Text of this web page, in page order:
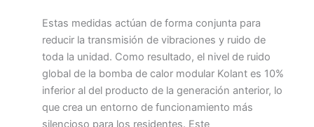
Estas medidas actúan de forma conjunta para
reducir la transmisión de vibraciones y ruido de
toda la unidad. Como resultado, el nivel de ruido
global de la bomba de calor modular Kolant es 10%
inferior al del producto de la generación anterior, lo
que crea un entorno de funcionamiento más
silencioso para los residentes. Este